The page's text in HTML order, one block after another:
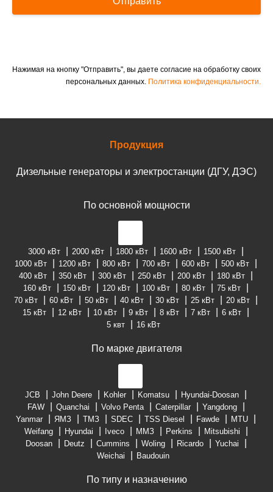
Нажимая на кнопку "Отправить", вы даете согласие на обработку своих
персональных данных. Политика конфиденциальности.
Продукция
Дизельные генераторы и электростанции (ДГУ, ДЭС)
По основной мощности
3000 кВт 2000 кВт 1800 кВт 1600 кВт
1500 кВт
1000 кВт
1200 кВт 800 кВт 700 кВт 600 кВт
500 кВт
400 кВт
350 кВт 300 кВт 250 кВт 200 кВт
180 кВт
160 кВт
150 кВт 120 кВт 100 кВт 80 кВт
75 кВт
70 кВт
60 кВт 50 кВт 40 кВт 30 кВт 25 кВт
20 кВт
15 кВт
12 кВт 10 кВт 9 кВт 8 кВт 7 кВт
6 кВт
5 квт
16 кВт
По марке двигателя
JCB John Deere Kohler Komatsu
Hyundai-Doosan
FAW
Quanchai Volvo Penta Caterpillar
Yangdong
Yanmar
ЯМЗ ТМЗ SDEC TSS Diesel Fawde
MTU
Weifang
Hyundai Iveco ММЗ Perkins
Mitsubishi
Doosan
Deutz Cummins Woling Ricardo
Yuchai
Weichai
Baudouin
По типу и назначению